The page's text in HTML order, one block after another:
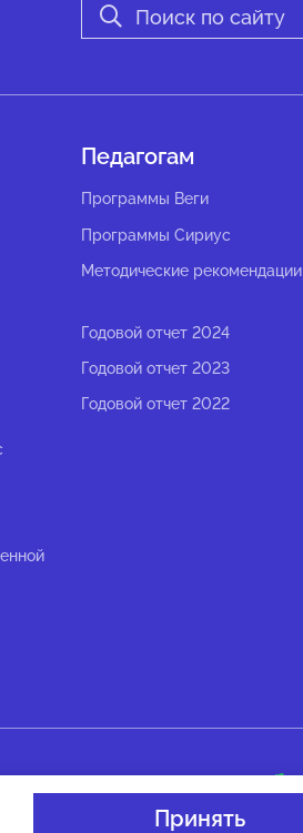
Педагогам
Программы Веги
Программы Сириус
Методические рекомендации
Годовой отчет 2024
Годовой отчет 2023
Годовой отчет 2022
Принять